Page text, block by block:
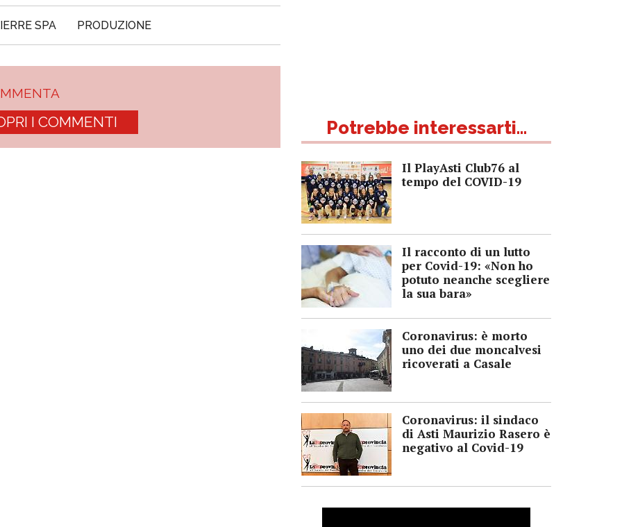
SPA PRODUZIONE
I COMMENTI Potrebbe interessarti...
Il PlayAsti Club76 al
tempo del COVID-19
Il racconto di un lutto
per Covid-19: «Non ho
potuto neanche scegliere
la sua bara»
Coronavirus: è morto
uno dei due moncalvesi
ricoverati a Casale
Coronavirus: il sindaco
di Asti Maurizio Rasero è
negativo al Covid-19